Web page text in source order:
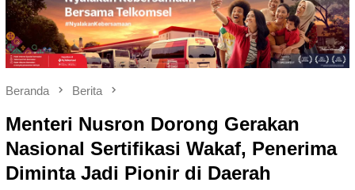
Beranda Berita
Menteri Nusron Dorong Gerakan
Nasional Sertifikasi Wakaf, Penerima
Diminta Jadi Pionir di Daerah